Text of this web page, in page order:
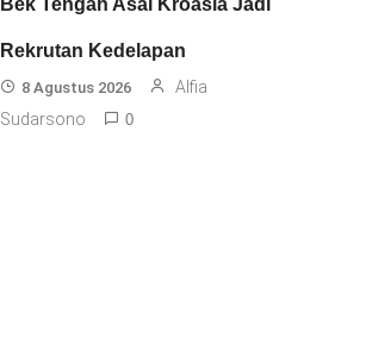
Bek Tengah Asal Kroasia Jadi
Rekrutan Kedelapan
8 Agustus 2026
Alfia
Sudarsono
0